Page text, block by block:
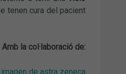
tenen cura del pacient
Amb la col·laboració de: